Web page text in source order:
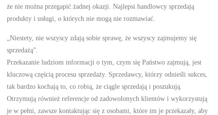
że nie można przegapić żadnej okazji. Najlepsi handlowcy sprzedają
produkty i usługi, o których nie mogą nie rozmawiać.
„Niestety, nie wszyscy zdają sobie sprawę, że wszyscy zajmujemy się
sprzedażą”.
Przekazanie ludziom informacji o tym, czym się Państwo zajmują, jest
kluczową częścią procesu sprzedaży. Sprzedawcy, którzy odnieśli sukces,
tak bardzo kochają to, co robią, że ciągle sprzedają i poszukują.
Otrzymują również referencje od zadowolonych klientów i wykorzystują
je w pełni, zawsze kontaktując się z osobami, które im je przekazały, aby